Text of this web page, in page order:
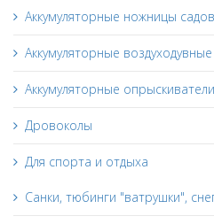
Аккумуляторные ножницы
Аккумуляторные
Аккумуляторные опрыскиватели
Дровоколы
Для спорта и отдыха
Санки, тюбинги "ватрушки",